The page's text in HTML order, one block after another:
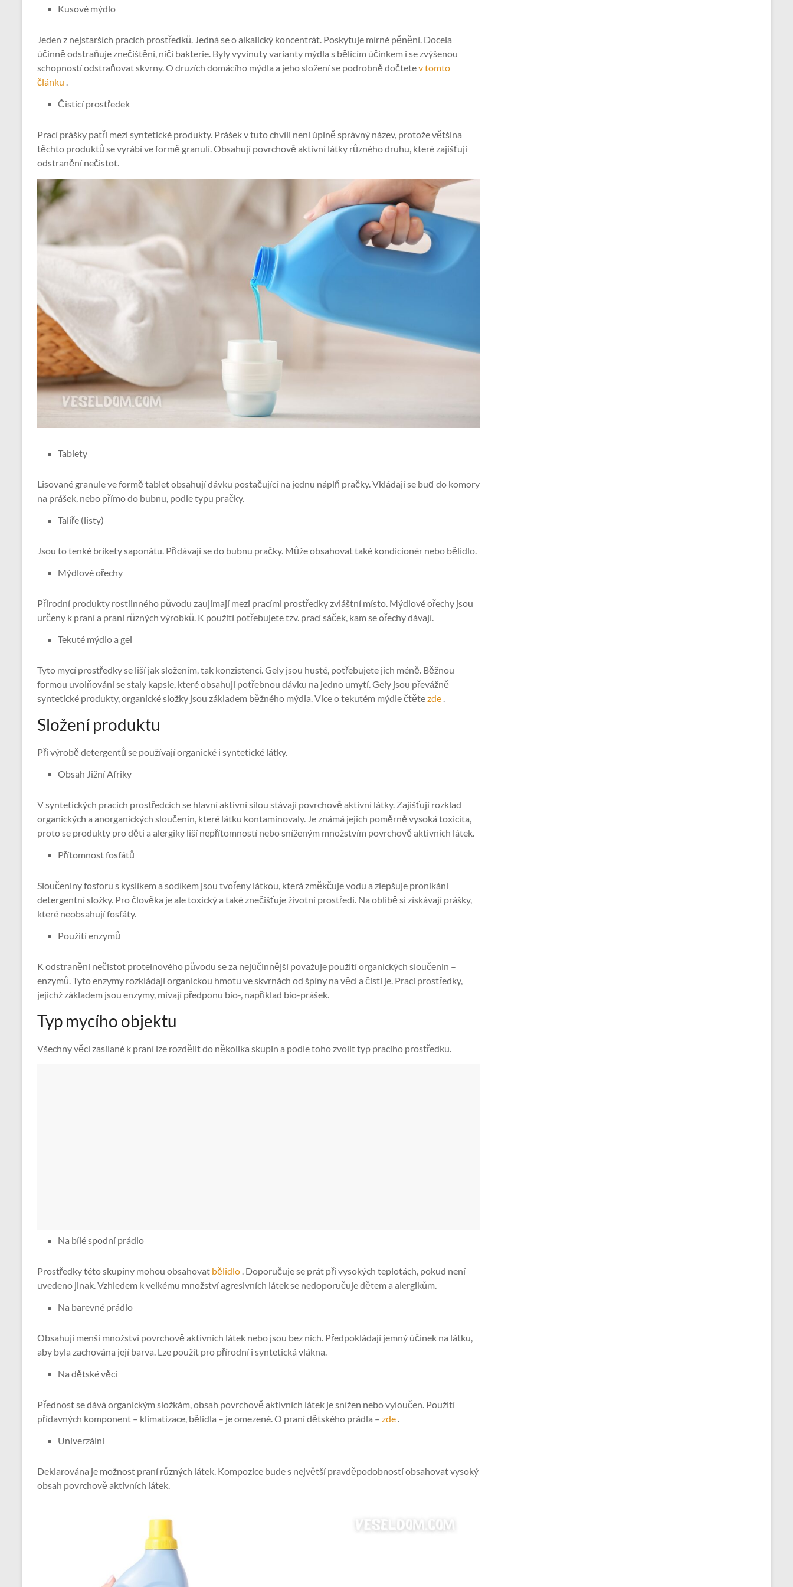
Kusové mýdlo
Jeden z nejstarších pracích prostředků. Jedná se o alkalický koncentrát. Poskytuje mírné pěnění. Docela
účinně odstraňuje znečištění, ničí bakterie. Byly vyvinuty varianty mýdla s bělícím účinkem i se zvýšenou
schopností odstraňovat skvrny. O druzích domácího mýdla a jeho složení se podrobně dočtetev tomto
článku .
Čisticí prostředek
Prací prášky patří mezi syntetické produkty. Prášek v tuto chvíli není úplně správný název, protože většina
těchto produktů se vyrábí ve formě granulí. Obsahují povrchově aktivní látky různého druhu, které zajišťují
odstranění nečistot.
Tablety
Lisované granule ve formě tablet obsahují dávku postačující na jednu náplň pračky. Vkládají se buď do komory
na prášek, nebo přímo do bubnu, podle typu pračky.
Talíře (listy)
Jsou to tenké brikety saponátu. Přidávají se do bubnu pračky. Může obsahovat také kondicionér nebo bělidlo.
Mýdlové ořechy
Přírodní produkty rostlinného původu zaujímají mezi pracími prostředky zvláštní místo. Mýdlové ořechy jsou
určeny k praní a praní různých výrobků. K použití potřebujete tzv. prací sáček, kam se ořechy dávají.
Tekuté mýdlo a gel
Tyto mycí prostředky se liší jak složením, tak konzistencí. Gely jsou husté, potřebujete jich méně. Běžnou
formou uvolňování se staly kapsle, které obsahují potřebnou dávku na jedno umytí. Gely jsou převážně
syntetické produkty, organické složky jsou základem běžného mýdla. Více o tekutém mýdle čtětezde .
Složení produktu
Při výrobě detergentů se používají organické i syntetické látky.
Obsah Jižní Afriky
V syntetických pracích prostředcích se hlavní aktivní silou stávají povrchově aktivní látky. Zajišťují rozklad
organických a anorganických sloučenin, které látku kontaminovaly. Je známá jejich poměrně vysoká toxicita,
proto se produkty pro děti a alergiky liší nepřítomností nebo sníženým množstvím povrchově aktivních látek.
Přítomnost fosfátů
Sloučeniny fosforu s kyslíkem a sodíkem jsou tvořeny látkou, která změkčuje vodu a zlepšuje pronikání
detergentní složky. Pro člověka je ale toxický a také znečišťuje životní prostředí. Na oblibě si získávají prášky,
které neobsahují fosfáty.
Použití enzymů
K odstranění nečistot proteinového původu se za nejúčinnější považuje použití organických sloučenin –
enzymů. Tyto enzymy rozkládají organickou hmotu ve skvrnách od špíny na věci a čistí je. Prací prostředky,
jejichž základem jsou enzymy, mívají předponu bio-, například bio-prášek.
Typ mycího objektu
Všechny věci zasílané k praní lze rozdělit do několika skupin a podle toho zvolit typ pracího prostředku.
Na bílé spodní prádlo
Prostředky této skupiny mohou obsahovat bělidlo . Doporučuje se prát při vysokých teplotách, pokud není
uvedeno jinak. Vzhledem k velkému množství agresivních látek se nedoporučuje dětem a alergikům.
Na barevné prádlo
Obsahují menší množství povrchově aktivních látek nebo jsou bez nich. Předpokládají jemný účinek na látku,
aby byla zachována její barva. Lze použít pro přírodní i syntetická vlákna.
Na dětské věci
Přednost se dává organickým složkám, obsah povrchově aktivních látek je snížen nebo vyloučen. Použití
přídavných komponent – ​​klimatizace, bělidla – je omezené. O praní dětského prádla – zde .
Univerzální
Deklarována je možnost praní různých látek. Kompozice bude s největší pravděpodobností obsahovat vysoký
obsah povrchově aktivních látek.